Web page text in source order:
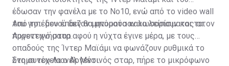
έδωσαν την φανέλα με το Νο10, ενώ από το video wall
του γηπέδου έπαιζαν μηνύματα καλωσορίσματος στον
Αργεντινό σταρ.
Από το... μενού δεν θα μπορούσαν να λείπουν και τα
πυροτεχνήματα αφού η νύχτα έγινε μέρα, με τους
οπαδούς της Ίντερ Μαϊάμι να φωνάζουν ρυθμικά το
όνομα του Λιονέλ Μέσι.
Στη συνέχεια ο Αργεντινός σταρ, πήρε το μικρόφωνο